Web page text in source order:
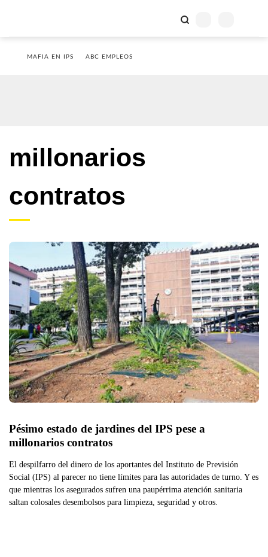
MAFIA EN IPS ABC EMPLEOS
millonarios
contratos
Pésimo estado de jardines del IPS pese a
millonarios contratos
El despilfarro del dinero de los aportantes del Instituto de Previsión
Social (IPS) al parecer no tiene límites para las autoridades de turno. Y es
que mientras los asegurados sufren una paupérrima atención sanitaria
saltan colosales desembolsos para limpieza, seguridad y otros.